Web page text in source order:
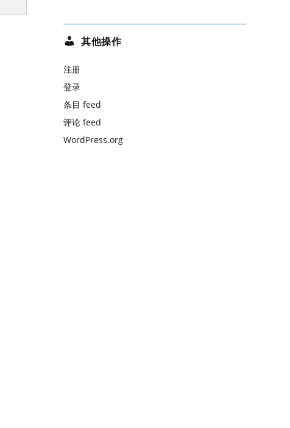
其他操作
注册
登录
条目 feed
评论 feed
WordPress.org